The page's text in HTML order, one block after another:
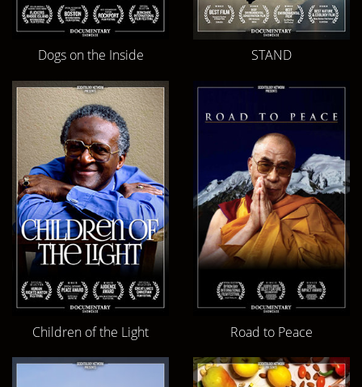
Dogs on the Inside STAND
Children of the Light Road to Peace